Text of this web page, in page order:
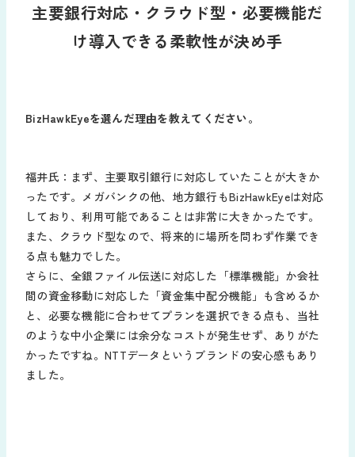
主要銀行対応・クラウド型・必要機能だ
け導入できる柔軟性が決め手
BizHawkEyeを選んだ理由を教えてください。
福井氏：まず、主要取引銀行に対応していたことが大きか
ったです。メガバンクの他、地方銀行もBizHawkEyeは対応
しており、利用可能であることは非常に大きかったです。
また、クラウド型なので、将来的に場所を問わず作業でき
る点も魅力でした。
さらに、全銀ファイル伝送に対応した「標準機能」か会社
間の資金移動に対応した「資金集中配分機能」も含めるか
と、必要な機能に合わせてプランを選択できる点も、当社
のような中小企業には余分なコストが発生せず、ありがた
かったですね。NTTデータというブランドの安心感もあり
ました。